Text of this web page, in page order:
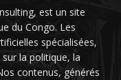
est un site
du Congo. Les
spécialisées,
la politique, la
contenus, générés